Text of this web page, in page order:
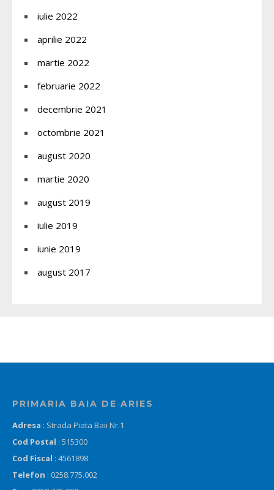
iulie 2022
aprilie 2022
martie 2022
februarie 2022
decembrie 2021
octombrie 2021
august 2020
martie 2020
august 2019
iulie 2019
iunie 2019
august 2017
PRIMARIA BAIA DE ARIES
Adresa : Strada Piata Baii Nr.1
Cod Postal : 515300
Cod Fiscal : 4561898
Telefon : 0258.775.002